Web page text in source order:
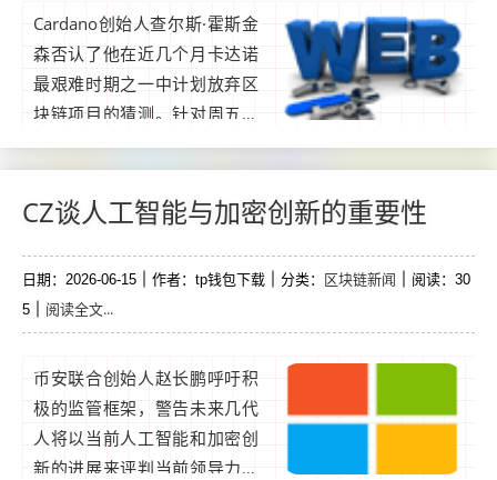
Cardano创始人查尔斯·霍斯金
森否认了他在近几个月卡达诺
最艰难时期之一中计划放弃区
块链项目的猜测。针对周五社
交媒体上流传的传闻，霍斯金
森在早前发推表示要休息一段
时间后，表示尽管社区部分人
支持卡达诺。...
CZ谈人工智能与加密创新的重要性
日期：2026-06-15 作者：tp钱包下载 分类： 区块链新闻
阅读：30
5
阅读全文...
币安联合创始人赵长鹏呼吁积
极的监管框架，警告未来几代
人将以当前人工智能和加密创
新的进展来评判当前领导力。